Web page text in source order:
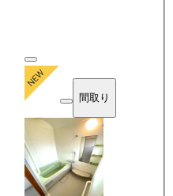
間取り